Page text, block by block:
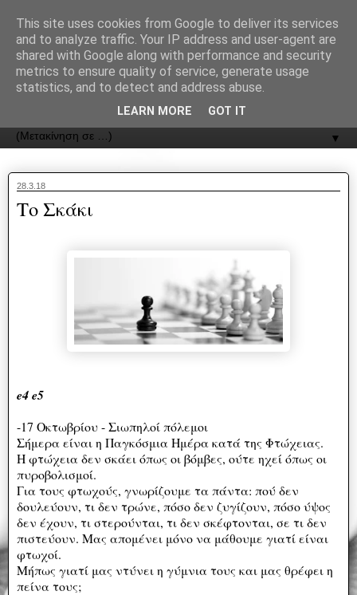
ΟΔΟΣ
▼
28.3.18
Το Σκάκι
e4 e5
-17 Οκτωβρίου - Σιωπηλοί πόλεμοι
Σήμερα είναι η Παγκόσμια Ημέρα κατά της Φτώχειας.
Η φτώχεια δεν σκάει όπως οι βόμβες, ούτε ηχεί όπως οι
πυροβολισμοί.
Για τους φτωχούς, γνωρίζουμε τα πάντα: πού δεν
δουλεύουν, τι δεν τρώνε, πόσο δεν ζυγίζουν, πόσο ύψος
δεν έχουν, τι στερούνται, τι δεν σκέφτονται, σε τι δεν
πιστεύουν. Μας απομένει μόνο να μάθουμε γιατί είναι
φτωχοί.
Μήπως γιατί μας ντύνει η γύμνια τους και μας θρέφει η
πείνα τους;
This site uses cookies from Google to deliver its services
and to analyze traffic. Your IP address and user-agent are
shared with Google along with performance and security
metrics to ensure quality of service, generate usage
statistics, and to detect and address abuse.
LEARN MORE GOT IT